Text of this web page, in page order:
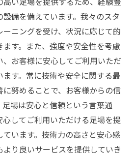
備を備えています。我々のスタ
ーニングを受け、状況に応じて的
す。また、強度や安全性を考慮
、お客様に安心してご利用いただ
す。常に技術や安全に関する最
努めることで、お客様からの信
場は安心と信頼という言葉通
心してご利用いただける足場を提
います。技術力の高さと安心感
り良いサービスを提供していき